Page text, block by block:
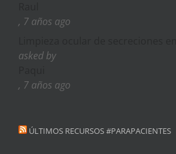
, 7 años ago
asked by
, 7 años ago
ÚLTIMOS RECURSOS #PARAPACIENTES